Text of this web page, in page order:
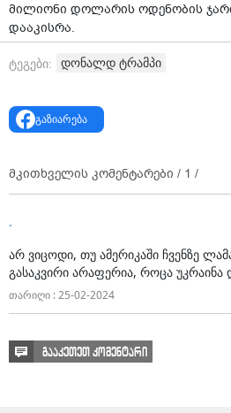
მილიონი დოლარის ოდენობის
დააკისრა.
ტეგები: დონალდ ტრამპი
გაზიარება
მკითხველის კომენტარები / 1 /
.
არ ვიცოდი, თუ ამერიკაში ჩვენზე
გასაკვირი არაფერია, როცა უკრაინა
თარიღი : 25-02-2024
გააკეთეთ კომენტარი